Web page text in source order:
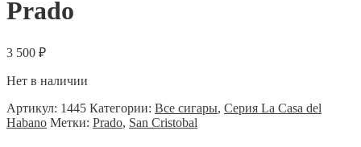
Prado
3 500 ₽
Нет в наличии
Артикул: 1445 Категории: Все сигары, Серия La Casa del
Habano Метки: Prado, San Cristobal